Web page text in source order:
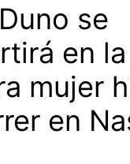
se
en la
mujer
en